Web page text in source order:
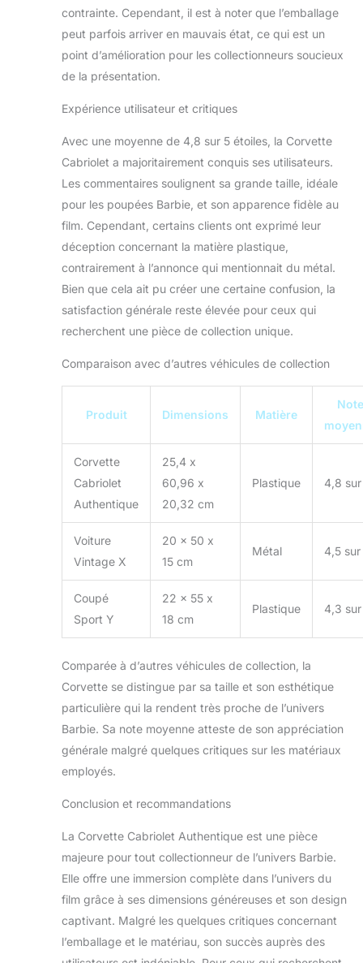
contrainte. Cependant, il est à noter que l’emballage
peut parfois arriver en mauvais état, ce qui est un
point d’amélioration pour les collectionneurs soucieux
de la présentation.
Expérience utilisateur et critiques
Avec une moyenne de 4,8 sur 5 étoiles, la Corvette
Cabriolet a majoritairement conquis ses utilisateurs.
Les commentaires soulignent sa grande taille, idéale
pour les poupées Barbie, et son apparence fidèle au
film. Cependant, certains clients ont exprimé leur
déception concernant la matière plastique,
contrairement à l’annonce qui mentionnait du métal.
Bien que cela ait pu créer une certaine confusion, la
satisfaction générale reste élevée pour ceux qui
recherchent une pièce de collection unique.
Comparaison avec d’autres véhicules de collection
Produit Dimensions Matière
Note
Corvette
Cabriolet
Authentique
25,4 x
60,96 x
20,32 cm
Plastique 4,8
Voiture
Vintage X
20 x 50 x
15 cm
Métal 4,5 sur
Coupé
Sport Y
22 x 55 x
18 cm
Plastique 4,3
Comparée à d’autres véhicules de collection, la
Corvette se distingue par sa taille et son esthétique
particulière qui la rendent très proche de l’univers
Barbie. Sa note moyenne atteste de son appréciation
générale malgré quelques critiques sur les matériaux
employés.
Conclusion et recommandations
La Corvette Cabriolet Authentique est une pièce
majeure pour tout collectionneur de l’univers Barbie.
Elle offre une immersion complète dans l’univers du
film grâce à ses dimensions généreuses et son design
captivant. Malgré les quelques critiques concernant
l’emballage et le matériau, son succès auprès des